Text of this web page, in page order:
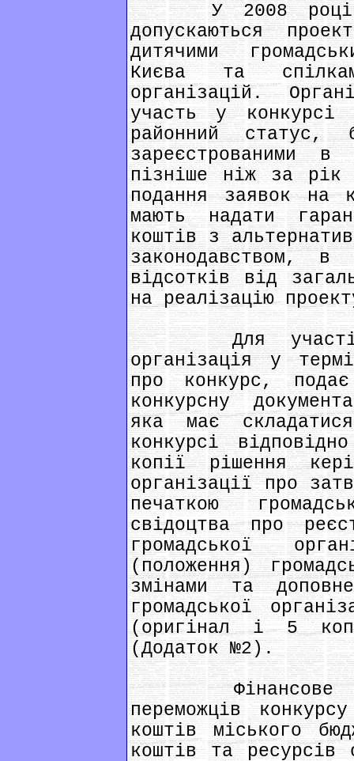
У 2008 році,
допускаються
дитячими
Києва та
організацій.
участь у конкурсі
районний статус,
зареєстрованими в
пізніше ніж за рік
подання заявок на
мають надати
коштів з
законодавством,
відсотків від
на реалізацію
Для участі у
організація у
про конкурс,
конкурсну
яка має
конкурсі
копії рішення
організації про
печаткою
свідоцтва про
громадської
(положення)
змінами та
громадської
(оригінал і 5
(Додаток №2).
Фінансове
переможців
коштів міського
коштів та ресурсів